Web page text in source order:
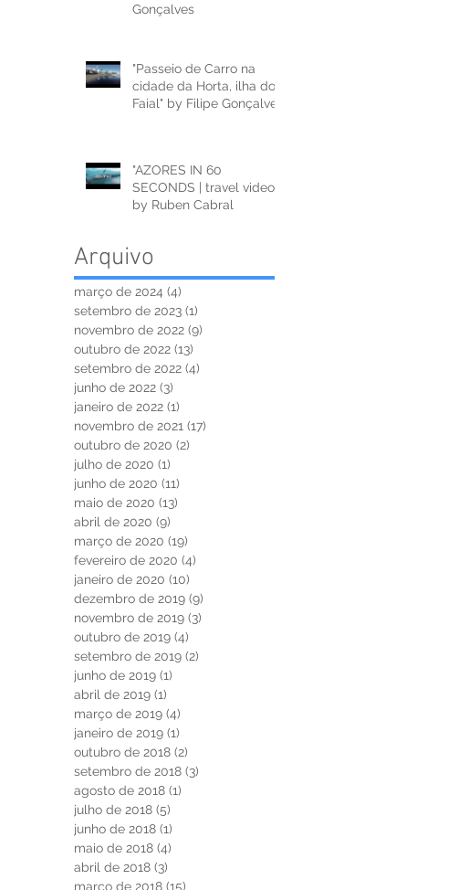
Gonçalves
"Passeio de Carro na
cidade da Horta, ilha do
Faial" by Filipe Gonçalves
"AZORES IN 60
SECONDS | travel video"
by Ruben Cabral
Arquivo
março de 2024 (4)
setembro de 2023 (1)
novembro de 2022 (9)
outubro de 2022 (13)
setembro de 2022 (4)
junho de 2022 (3)
janeiro de 2022 (1)
novembro de 2021 (17)
outubro de 2020 (2)
julho de 2020 (1)
junho de 2020 (11)
maio de 2020 (13)
abril de 2020 (9)
março de 2020 (19)
fevereiro de 2020 (4)
janeiro de 2020 (10)
dezembro de 2019 (9)
novembro de 2019 (3)
outubro de 2019 (4)
setembro de 2019 (2)
junho de 2019 (1)
abril de 2019 (1)
março de 2019 (4)
janeiro de 2019 (1)
outubro de 2018 (2)
setembro de 2018 (3)
agosto de 2018 (1)
julho de 2018 (5)
junho de 2018 (1)
maio de 2018 (4)
abril de 2018 (3)
março de 2018 (15)